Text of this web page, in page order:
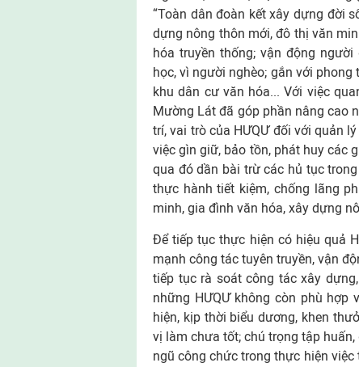
“Toàn dân đoàn kết xây dựng đời
dựng nông thôn mới, đô thị văn
hóa truyền thống; vận động
học, vì người nghèo; gắn với
khu dân cư văn hóa... Với việc
Mường Lát đã góp phần nâng cao
trí, vai trò của HƯQƯ đối với quản
việc gìn giữ, bảo tồn, phát huy các
qua đó dần bài trừ các hủ tục
thực hành tiết kiệm, chống lãng
minh, gia đình văn hóa, xây dựng
Để tiếp tục thực hiện có hiệu quả
mạnh công tác tuyên truyền, vận
tiếp tục rà soát công tác xây
những HƯQƯ không còn phù
hiện, kịp thời biểu dương, khen
vị làm chưa tốt; chú trọng tập
ngũ công chức trong thực hiện